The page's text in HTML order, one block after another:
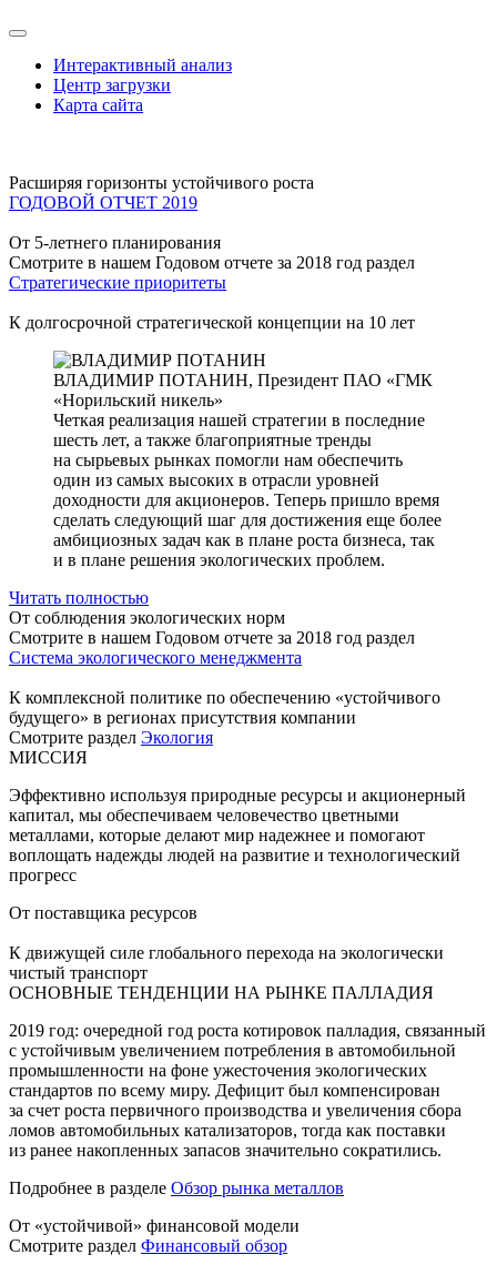
Интерактивный анализ
Центр загрузки
Карта сайта
Расширяя горизонты устойчивого роста
ГОДОВОЙ ОТЧЕТ 2019
От 5-летнего планирования
Смотрите в нашем Годовом отчете за 2018 год раздел
Стратегические приоритеты
К долгосрочной стратегической концепции на 10 лет
ВЛАДИМИР ПОТАНИН, Президент ПАО «ГМК
«Норильский никель»
Четкая реализация нашей стратегии в последние
шесть лет, а также благоприятные тренды
на сырьевых рынках помогли нам обеспечить
один из самых высоких в отрасли уровней
доходности для акционеров. Теперь пришло время
сделать следующий шаг для достижения еще более
амбициозных задач как в плане роста бизнеса, так
и в плане решения экологических проблем.
Читать полностью
От соблюдения экологических норм
Смотрите в нашем Годовом отчете за 2018 год раздел
Система экологического менеджмента
К комплексной политике по обеспечению «устойчивого
будущего» в регионах присутствия компании
Смотрите раздел Экология
МИССИЯ
Эффективно используя природные ресурсы и акционерный
капитал, мы обеспечиваем человечество цветными
металлами, которые делают мир надежнее и помогают
воплощать надежды людей на развитие и технологический
прогресс
От поставщика ресурсов
К движущей силе глобального перехода на экологически
чистый транспорт
ОСНОВНЫЕ ТЕНДЕНЦИИ НА РЫНКЕ ПАЛЛАДИЯ
2019 год: очередной год роста котировок палладия, связанный
с устойчивым увеличением потребления в автомобильной
промышленности на фоне ужесточения экологических
стандартов по всему миру. Дефицит был компенсирован
за счет роста первичного производства и увеличения сбора
ломов автомобильных катализаторов, тогда как поставки
из ранее накопленных запасов значительно сократились.
Подробнее в разделе Обзор рынка металлов
От «устойчивой» финансовой модели
Смотрите раздел Финансовый обзор